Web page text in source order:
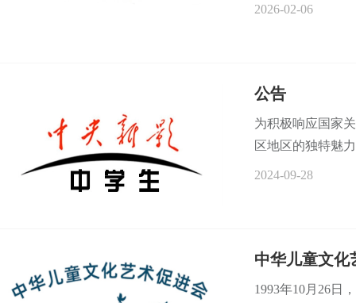
2026-02-06
公告
为积极响应国家
区地区的独特魅
2024-09-28
中华儿童文化
1993年10月26日